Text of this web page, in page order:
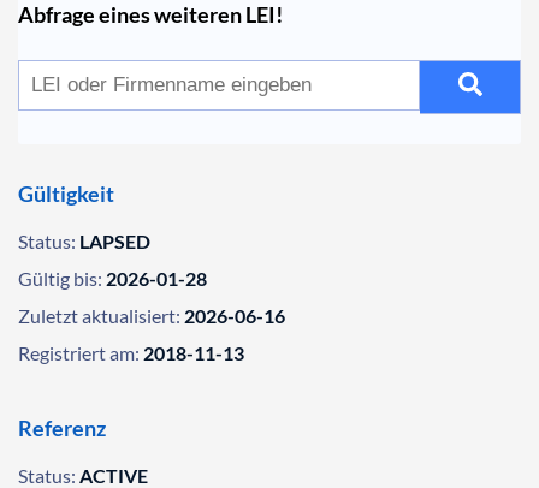
Abfrage eines weiteren LEI!
Gültigkeit
Status: LAPSED
Gültig bis: 2026-01-28
Zuletzt aktualisiert: 2026-06-16
Registriert am: 2018-11-13
Referenz
Status: ACTIVE